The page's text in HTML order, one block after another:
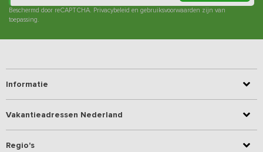
Beschermd door reCAPTCHA. Privacybeleid en gebruiksvoorwaarden zijn van
toepassing.
Informatie
Vakantieadressen Nederland
Regio's